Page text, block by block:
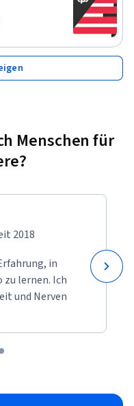
und
keine vorherigen
über IT-
sind von Vorteil.
Menschen für
2018
in
zu lernen. Ich
und Nerven